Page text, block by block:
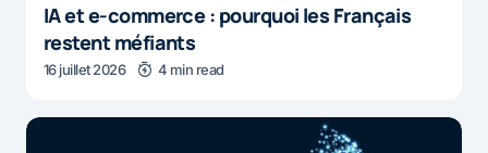
IA et e-commerce : pourquoi les Français
restent méfiants
16 juillet 2026 4 min read